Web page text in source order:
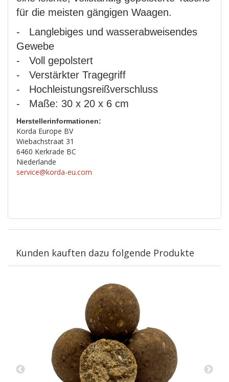
für die meisten gängigen Waagen.
- Langlebiges und wasserabweisendes
Gewebe
- Voll gepolstert
- Verstärkter Tragegriff
- Hochleistungsreißverschluss
- Maße: 30 x 20 x 6 cm
Herstellerinformationen:
Korda Europe BV
Wiebachstraat 31
6460 Kerkrade BC
Niederlande
service@korda-eu.com
Kunden kauften dazu folgende Produkte